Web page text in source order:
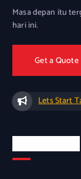
Masa depan itu
hari ini.
Get a Quote
Lets Start